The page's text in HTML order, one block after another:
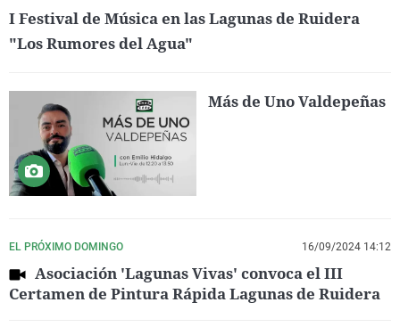
I Festival de Música en las Lagunas de Ruidera
"Los Rumores del Agua"
Más de Uno Valdepeñas
EL PRÓXIMO DOMINGO 16/09/2024 14:12
Asociación 'Lagunas Vivas' convoca el III
Certamen de Pintura Rápida Lagunas de Ruidera